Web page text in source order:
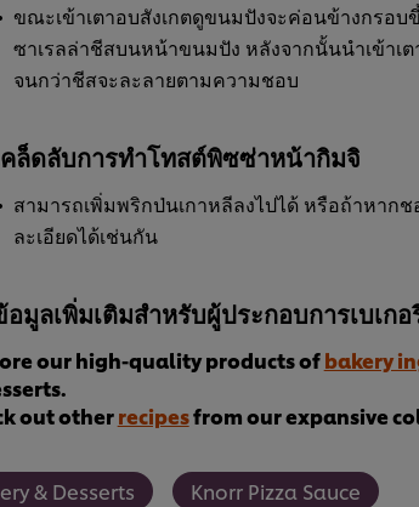
ขณะเข้าเตาอบสังเกตดูขนมปังจะค่อนข้างกรอ
ซาเรลล่าชีสบนหน้าขนมปัง หลังจากนั้นนำเข้า
จนกว่าชีสจะละลายตามความชอบ
คล็ดลับการทำโทสต์พิซซ่าหน้ากิมจิ
สามารถเพิ่มพริกป่นเกาหลีลงไปได้ หรือถ้าหาก
ละเอียดได้เช่นกัน
อมูลเพิ่มเติมสำหรับผู้ประกอบการเบเกอ
our high-quality products ofbakery
out otherrecipesfrom our expansive
& Desserts Knorr Pizza Sauce